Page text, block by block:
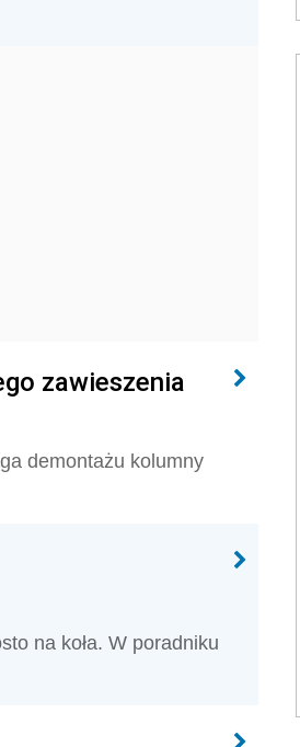
zawieszenia
demontażu kolumny
na koła. W poradniku